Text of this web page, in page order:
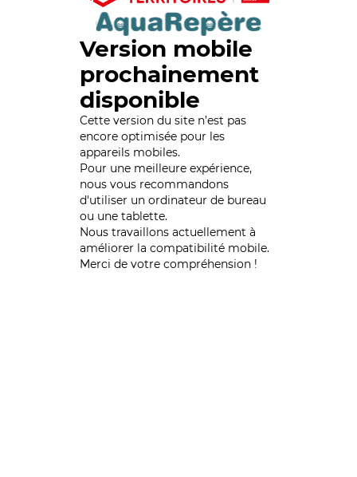
Version mobile
prochainement
disponible
Cette version du site n’est pas
encore optimisée pour les
appareils mobiles.
Pour une meilleure expérience,
nous vous recommandons
d'utiliser un ordinateur de bureau
ou une tablette.
Nous travaillons actuellement à
améliorer la compatibilité mobile.
Merci de votre compréhension !